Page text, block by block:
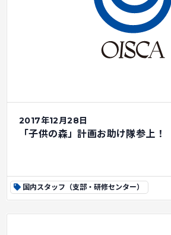
2017年12月28日
「子供の森」計画お助け隊参上！
国内スタッフ（支部・研修センター）